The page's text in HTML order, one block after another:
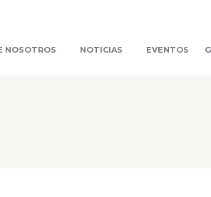
NOSOTROS NOTICIAS EVENTOS